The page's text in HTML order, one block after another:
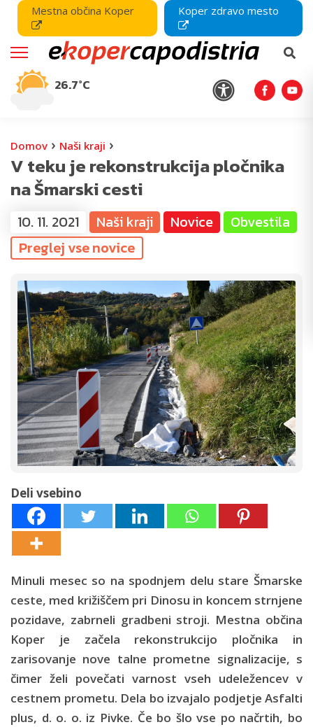
Mestna občina Koper Koper zdravo mesto
26.7°C
Domov › Naši kraji ›
V teku je rekonstrukcija pločnika
na Šmarski cesti
10. 11. 2021 Naši kraji Novice
Obvestila
Preglej vse novice
Deli vsebino
Minuli mesec so na spodnjem delu stare Šmarske
ceste, med križiščem pri Dinosu in koncem strnjene
pozidave, zabrneli gradbeni stroji. Mestna občina
Koper je začela rekonstrukcijo pločnika in
zarisovanje nove talne prometne signalizacije, s
čimer želi povečati varnost vseh udeležencev v
cestnem prometu. Dela bo izvajalo podjetje Asfalti
plus, d. o. o. iz Pivke. Če bo šlo vse po načrtih, bo